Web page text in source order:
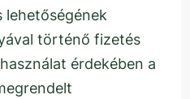
lehetőségének
történő fizetés
érdekében a